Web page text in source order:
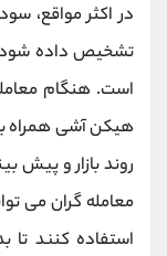
در اکثر مواقع،
تشخیص داده
است. هنگام
هیکن آشی همراه
روند بازار و پیش‌
استفاده کنند تا